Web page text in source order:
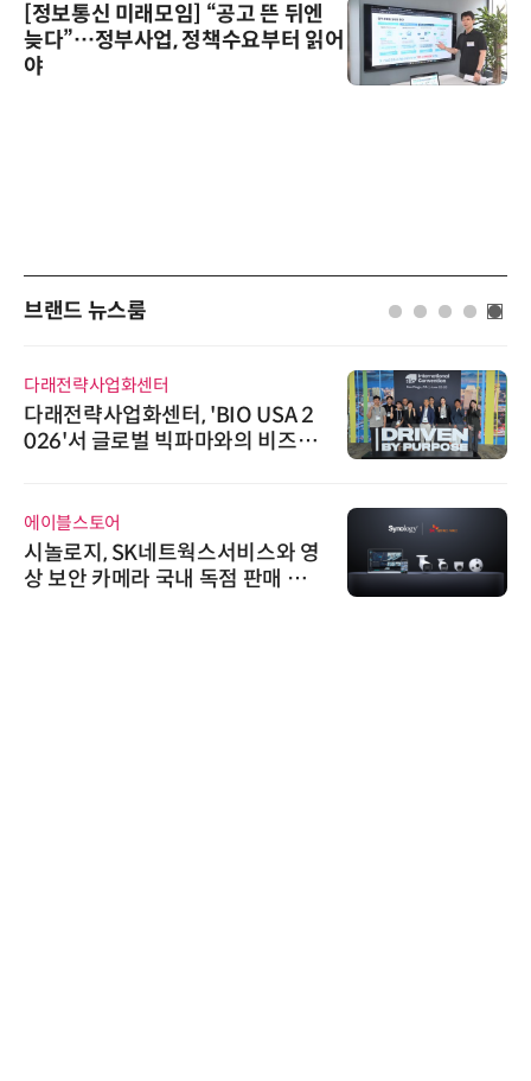
[정보통신 미래모임] “공고 뜬 뒤엔
늦다”…정부사업, 정책수요부터 읽어
야
브랜드 뉴스룸
다래전략사업화센터
다래전략사업화센터, 'BIO USA 2
026'서 글로벌 빅파마와의 비즈니
에이블스토어
시놀로지, SK네트웍스서비스와 영
상 보안 카메라 국내 독점 판매 파